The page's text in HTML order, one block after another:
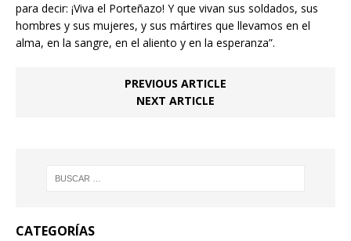
para decir: ¡Viva el Porteñazo! Y que vivan sus soldados, sus
hombres y sus mujeres, y sus mártires que llevamos en el
alma, en la sangre, en el aliento y en la esperanza”.
PREVIOUS ARTICLE
NEXT ARTICLE
CATEGORÍAS